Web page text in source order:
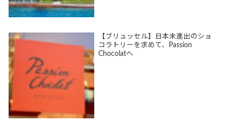
【ブリュッセル】日本未進出のショ
コラトリーを求めて、Passion
Chocolatへ